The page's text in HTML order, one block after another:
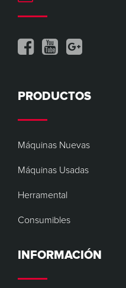
PRODUCTOS
Máquinas Nuevas
Máquinas Usadas
Herramental
Consumibles
INFORMACIÓN